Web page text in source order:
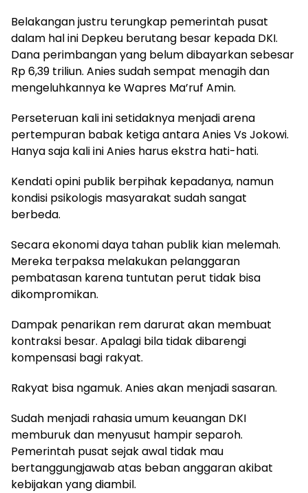
Belakangan justru terungkap pemerintah pusat
dalam hal ini Depkeu berutang besar kepada DKI.
Dana perimbangan yang belum dibayarkan sebesar
Rp 6,39 triliun. Anies sudah sempat menagih dan
mengeluhkannya ke Wapres Ma’ruf Amin.
Perseteruan kali ini setidaknya menjadi arena
pertempuran babak ketiga antara Anies Vs Jokowi.
Hanya saja kali ini Anies harus ekstra hati-hati.
Kendati opini publik berpihak kepadanya, namun
kondisi psikologis masyarakat sudah sangat
berbeda.
Secara ekonomi daya tahan publik kian melemah.
Mereka terpaksa melakukan pelanggaran
pembatasan karena tuntutan perut tidak bisa
dikompromikan.
Dampak penarikan rem darurat akan membuat
kontraksi besar. Apalagi bila tidak dibarengi
kompensasi bagi rakyat.
Rakyat bisa ngamuk. Anies akan menjadi sasaran.
Sudah menjadi rahasia umum keuangan DKI
memburuk dan menyusut hampir separoh.
Pemerintah pusat sejak awal tidak mau
bertanggungjawab atas beban anggaran akibat
kebijakan yang diambil.